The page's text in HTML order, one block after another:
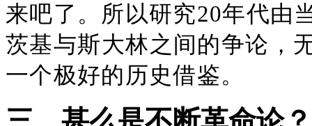
来吧了。所以研究20年代由
茨基与斯大林之间的争论，
一个极好的历史借鉴。